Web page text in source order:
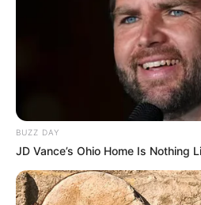
BUZZ DAY
JD Vance’s Ohio Home Is Nothing